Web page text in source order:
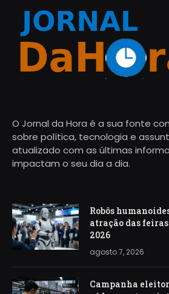
O Jornal da Hora é a sua fonte
sobre política, tecnologia e
atualizado com as últimas
impactam o seu dia a dia.
Robôs
atração das
2026
agosto 7, 2026
Campanha